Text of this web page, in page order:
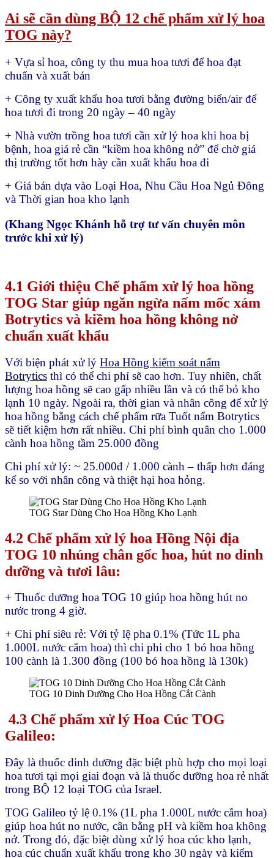
Ai sẽ cần dùng BỘ 12 chế phẩm xử lý hoa
TOG này?
+ Vựa sỉ hoa, công ty thu mua hoa tươi để hoa đạt
chuẩn và xuất bán
+ Công ty xuất khẩu hoa tươi bằng đường biển/air để
hoa tươi đi trong 20 ngày – 40 ngày
+ Nhà vườn trồng hoa tươi cần xử lý hoa khi hoa bị
bệnh, hoa giá rẻ cần “kiềm hoa không nở” để chờ giá
thị trường tốt hơn hày cần xuất khẩu hoa đi
+ Giá bán dựa vào Loại Hoa, Nhu Cầu Hoa Ngủ Đông
và Thời gian hoa kho lạnh
(Khang Ngọc Khánh hỗ trợ tư vấn chuyên môn
trước khi xử lý)
4.1 Giới thiệu Chế phẩm xử lý hoa hồng
TOG Star giúp ngăn ngừa nấm mốc xám
Botrytics và kiềm hoa hồng không nở
chuẩn xuất khẩu
Với biện phát xử lý Hoa Hồng kiểm soát nấm
Botrytics thì có thể chi phí sẽ cao hơn. Tuy nhiên, chất
lượng hoa hồng sẽ cao gấp nhiều lần và có thể bỏ kho
lạnh 10 ngày. Ngoài ra, thời gian và nhân công để xử lý
hoa hồng bằng cách chế phẩm rữa Tuốt nấm Botrytics
sẽ tiết kiệm hơn rất nhiều. Chi phí bình quân cho 1.000
cành hoa hồng tầm 25.000 đồng
Chi phí xử lý: ~ 25.000đ / 1.000 cành – thấp hơn đáng
kể so với nhân công và thiệt hại hoa hỏng.
TOG Star Dùng Cho Hoa Hồng Kho Lạnh
4.2 Chế phẩm xử lý hoa Hồng Nội địa
TOG 10 nhúng chân gốc hoa, hút no dinh
dưỡng và tươi lâu:
+ Thuốc dưỡng hoa TOG 10 giúp hoa hồng hút no
nước trong 4 giờ.
+ Chi phí siêu rẻ: Với tỷ lệ pha 0.1% (Tức 1L pha
1.000L nước cắm hoa) thì chi phi cho 1 bó hoa hồng
100 cành là 1.300 đồng (100 bó hoa hồng là 130k)
TOG 10 Dinh Dưỡng Cho Hoa Hồng Cắt Cành
4.3 Chế phẩm xử lý Hoa Cúc TOG
Galileo:
Đây là thuốc dinh dưỡng đặc biệt phù hợp cho mọi loại
hoa tươi tại mọi giai đoạn và là thuốc dưỡng hoa rẻ nhất
trong BỘ 12 loại TOG của Israel.
TOG Galileo tỷ lệ 0.1% (1L pha 1.000L nước cắm hoa)
giúp hoa hút no nước, cân bằng pH và kiềm hoa không
nở. Trong đó, đặc biệt dùng xử lý hoa cúc kho lạnh,
hoa cúc chuẩn xuất khẩu trong kho 30 ngày và kiểm